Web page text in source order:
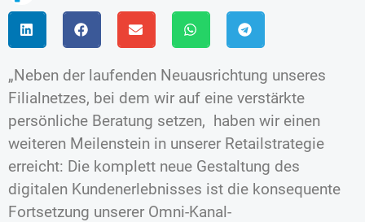
„Neben der laufenden Neuausrichtung unseres
Filialnetzes, bei dem wir auf eine verstärkte
persönliche Beratung setzen, haben wir einen
weiteren Meilenstein in unserer Retailstrategie
erreicht: Die komplett neue Gestaltung des
digitalen Kundenerlebnisses ist die konsequente
Fortsetzung unserer Omni-Kanal-